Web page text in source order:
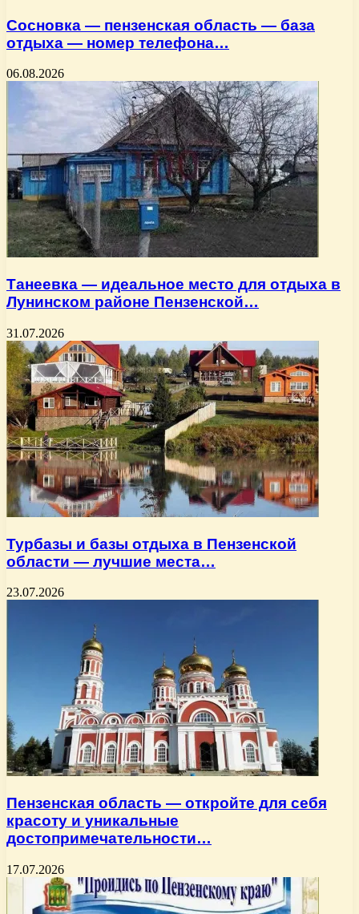
Сосновка — пензенская область — база
отдыха — номер телефона…
06.08.2026
Танеевка — идеальное место для отдыха в
Лунинском районе Пензенской…
31.07.2026
Турбазы и базы отдыха в Пензенской
области — лучшие места…
23.07.2026
Пензенская область — откройте для себя
красоту и уникальные
достопримечательности…
17.07.2026